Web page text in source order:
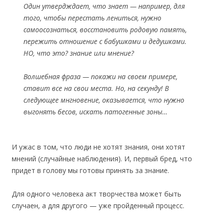
Один утвердждает, что знает — например, для
того, чтобы перестать лениться, нужно
самоосознаться, восстановить родовую память,
пережить отношение с бабушками и дедушками.
НО, что это? знание или мнение?
Волшебная фраза — покажи на своем примере,
ставит все на свои места. Но, на секунду! В
следующее мнгновение, оказывается, что нужно
выгонять бесов, искать патогенные зоны…
И ужас в том, что люди не хотят знания, они хотят
мнений (случайные наблюдения). И, первый бред, что
придет в голову мы готовы принять за знание.
Для одного человека акт творчества может быть
случаен, а для другого — уже пройденный процесс.